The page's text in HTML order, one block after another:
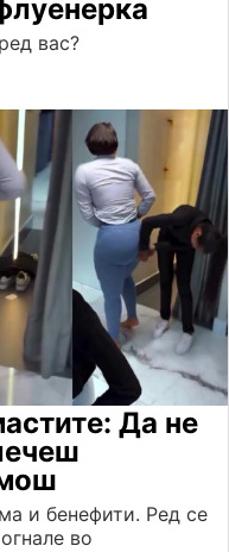
вас?
Да не
и бенефити. Ред се
во